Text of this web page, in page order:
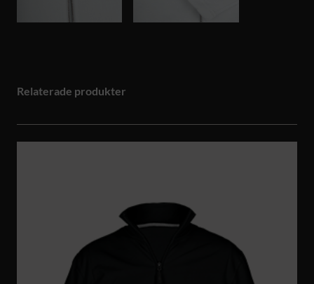
Relaterade produkter